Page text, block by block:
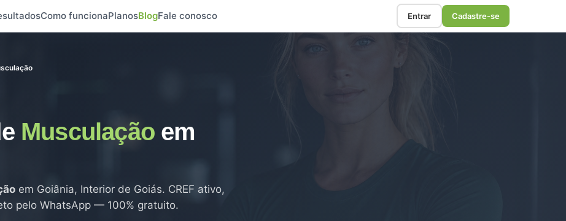
Como funcionaPlanosBlogFale conosco Entrar Cadastre-se
Musculação em
em Goiânia, Interior de Goiás. CREF ativo,
pelo WhatsApp — 100% gratuito.